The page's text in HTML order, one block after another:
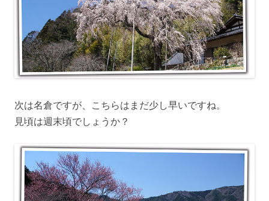
次は名倉ですが、こちらはまだ少し早いですね。
見頃は週末頃でしょうか？